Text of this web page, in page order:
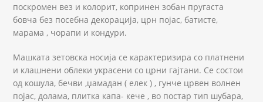
поскромен вез и колорит, копринен зобан пругаста
бовча без посебна декорација, црн појас, батисте,
марама , чорапи и кондури.
Машката зетовска носија се карактеризира со платнени
и клашнени облеки украсени со црни гајтани. Се состои
од кошула, бечви ,џамадан ( елек ) , гунче црвен волнен
појас, долама, плитка капа- кече , во постар тип шубара,